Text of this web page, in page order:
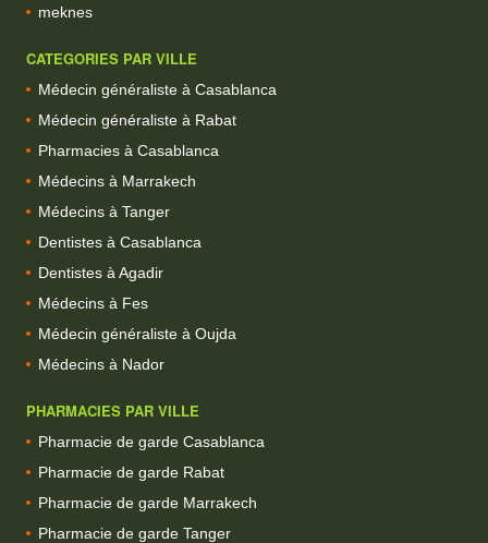
meknes
CATEGORIES PAR VILLE
Médecin généraliste à Casablanca
Médecin généraliste à Rabat
Pharmacies à Casablanca
Médecins à Marrakech
Médecins à Tanger
Dentistes à Casablanca
Dentistes à Agadir
Médecins à Fes
Médecin généraliste à Oujda
Médecins à Nador
PHARMACIES PAR VILLE
Pharmacie de garde Casablanca
Pharmacie de garde Rabat
Pharmacie de garde Marrakech
Pharmacie de garde Tanger